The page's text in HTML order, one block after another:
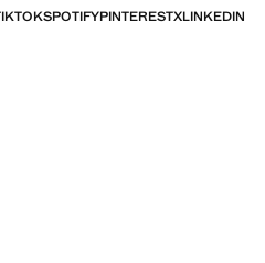
SPOTIFYPINTERESTXLINKEDIN